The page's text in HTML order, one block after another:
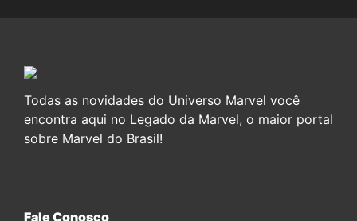
Todas as novidades do Universo Marvel você
encontra aqui no Legado da Marvel, o maior portal
sobre Marvel do Brasil!
Fale Conosco